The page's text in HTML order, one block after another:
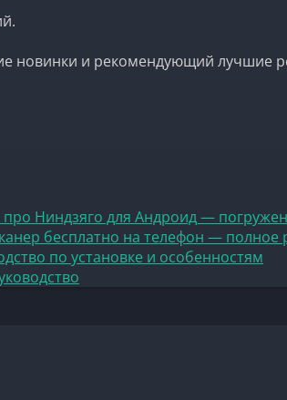
новинки и рекомендующий лучшие
Ниндзяго для Андроид —
бесплатно на телефон — полное
по установке и особенностям